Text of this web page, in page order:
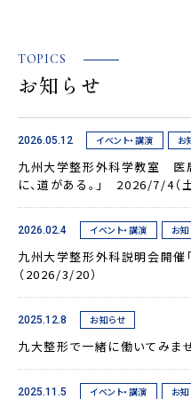
TOPICS
お知らせ
2026.05.12 イベント・講演 お
九州大学整形外科学教室 医
に、道がある。」 2026/7/4（
2026.02.4 イベント・講演 お
九州大学整形外科説明会開催「
（2026/3/20）
2025.12.8 お知らせ
九大整形で一緒に働いてみま
2025.11.5 イベント・講演 お